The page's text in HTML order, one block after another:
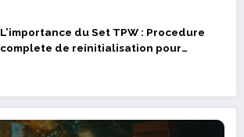
L’importance du Set TPW : Procedure
complete de reinitialisation pour